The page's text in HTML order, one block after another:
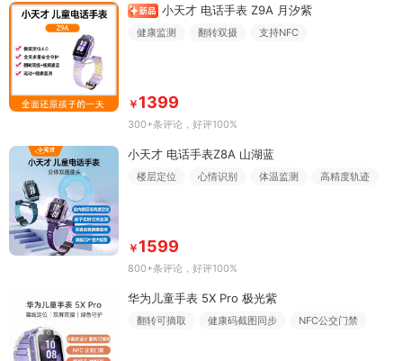
小天才 电话手表 Z9A 月汐紫
健康监测 翻转双摄 支持NFC
￥ 1399
300+条评论 ，好评100%
小天才 电话手表Z8A 山湖蓝
楼层定位 心情识别 体温监测 高精度轨迹
￥ 1599
800+条评论 ，好评100%
华为儿童手表 5X Pro 极光紫
翻转可摘取 健康码截图同步 NFC公交门禁